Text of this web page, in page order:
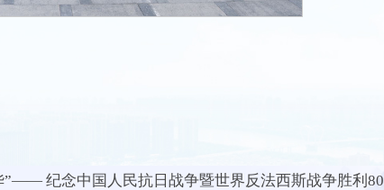
人民抗日战争暨世界反法西斯战争胜利80周年和台湾光复80周年主题图片展